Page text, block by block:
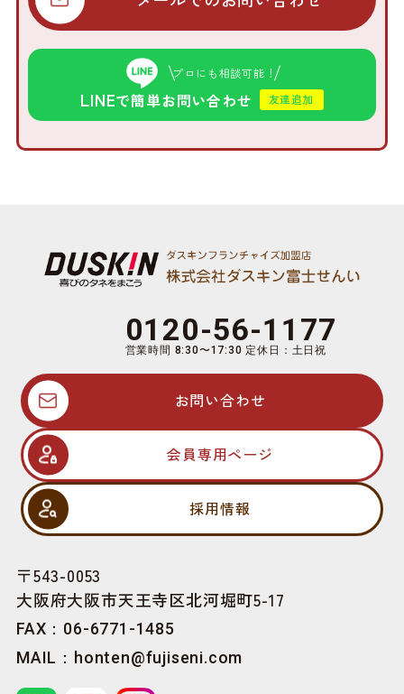
プロにも相談可能！
LINEで簡単お問い合わせ 友達追加
0120-56-1177
営業時間 8:30〜17:30 定休日：土日祝
お問い合わせ
会員専用ページ
採用情報
〒543-0053
大阪府大阪市天王寺区北河堀町5-17
FAX：06-6771-1485
MAIL： honten@fujiseni.com